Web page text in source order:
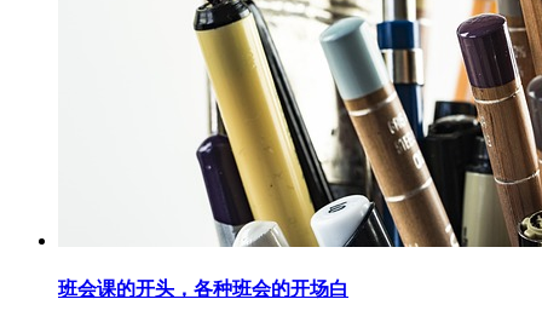
班会课的开头，各种班会的开场白